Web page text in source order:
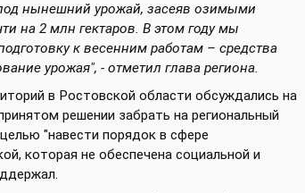
нынешний урожай, засеяв озимыми
на 2 млн гектаров. В этом году мы
к весенним работам – средства
урожая", - отметил глава региона.
в Ростовской области обсуждались на
решении забрать на региональный
"навести порядок в сфере
которая не обеспечена социальной и